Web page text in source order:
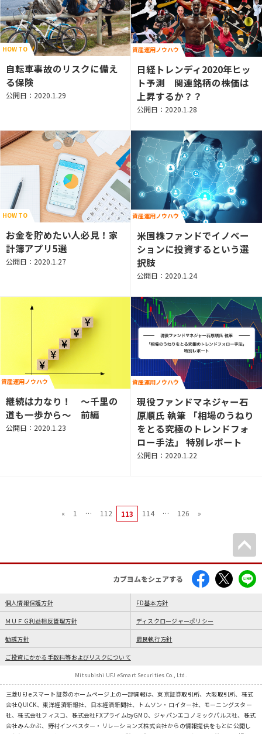
HOW TO
自転車事故のリスクに備え
る保険
公開日：2020.1.29
資産運用ノウハウ
日経トレンディ2020年ヒッ
ト予測 関連銘柄の株価は
上昇するか？？
公開日：2020.1.28
HOW TO
お金を貯めたい人必見！家
計簿アプリ5選
公開日：2020.1.27
資産運用ノウハウ
米国株ファンドでイノベー
ションに投資するという選
択肢
公開日：2020.1.24
資産運用ノウハウ
継続は力なり！ ～千里の
道も一歩から～ 前編
公開日：2020.1.23
資産運用ノウハウ
現役ファンドマネジャー石
原順氏 執筆 「相場のうねり
をとる究極のトレンドフォ
ロー手法」 特別レポート
公開日：2020.1.22
« 1 … 112 113 114 … 126 »
カブヨムをシェアする
個人情報保護方針 FD基本方針
ＭＵＦＧ利益相反管理方針 ディスクロージャーポリシー
勧誘方針 最良執行方針
ご投資にかかる手数料等およびリスクについて
Mitsubishi UFJ eSmart Securities Co., Ltd.
三菱UFJ eスマート証券のホームページ上の一部情報は、東京証券取引所、大阪取引所、株式
会社QUICK、東洋経済新報社、日本経済新聞社、トムソン・ロイター社、モーニングスター
社、株式会社フィスコ、株式会社FXプライムbyGMO、ジャパンエコノミックパルス社、株式
会社みんかぶ、野村インベスター・リレーションズ株式会社からの情報提供をもとに公開し